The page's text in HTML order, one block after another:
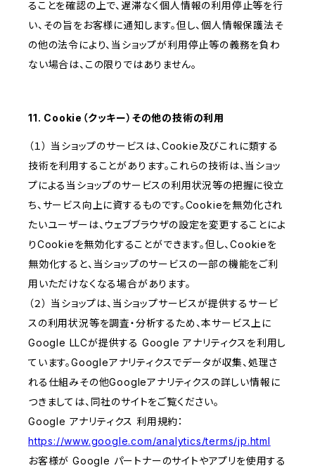
ることを確認の上で、遅滞なく個人情報の利用停止等を行
い、その旨をお客様に通知します。但し、個人情報保護法そ
の他の法令により、当ショップが利用停止等の義務を負わ
ない場合は、この限りではありません。
11. Cookie（クッキー）その他の技術の利用
（１） 当ショップのサービスは、Cookie及びこれに類する
技術を利用することがあります。これらの技術は、当ショッ
プによる当ショップのサービスの利用状況等の把握に役立
ち、サービス向上に資するものです。Cookieを無効化され
たいユーザーは、ウェブブラウザの設定を変更することによ
りCookieを無効化することができます。但し、Cookieを
無効化すると、当ショップのサービスの一部の機能をご利
用いただけなくなる場合があります。
（２） 当ショップは、当ショップサービスが提供するサービ
スの利用状況等を調査・分析するため、本サービス上に
Google LLCが提供する Google アナリティクスを利用し
ています。Googleアナリティクスでデータが収集、処理さ
れる仕組みその他Googleアナリティクスの詳しい情報に
つきましては、同社のサイトをご覧ください。
Google アナリティクス 利用規約：
https://www.google.com/analytics/terms/jp.html
お客様が Google パートナーのサイトやアプリを使用する